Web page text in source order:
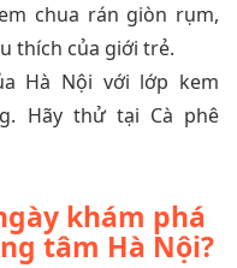
chua rán giòn rụm,
thích của giới trẻ.
Hà Nội với lớp kem
Hãy thử tại Cà phê
khám phá
tâm Hà Nội?